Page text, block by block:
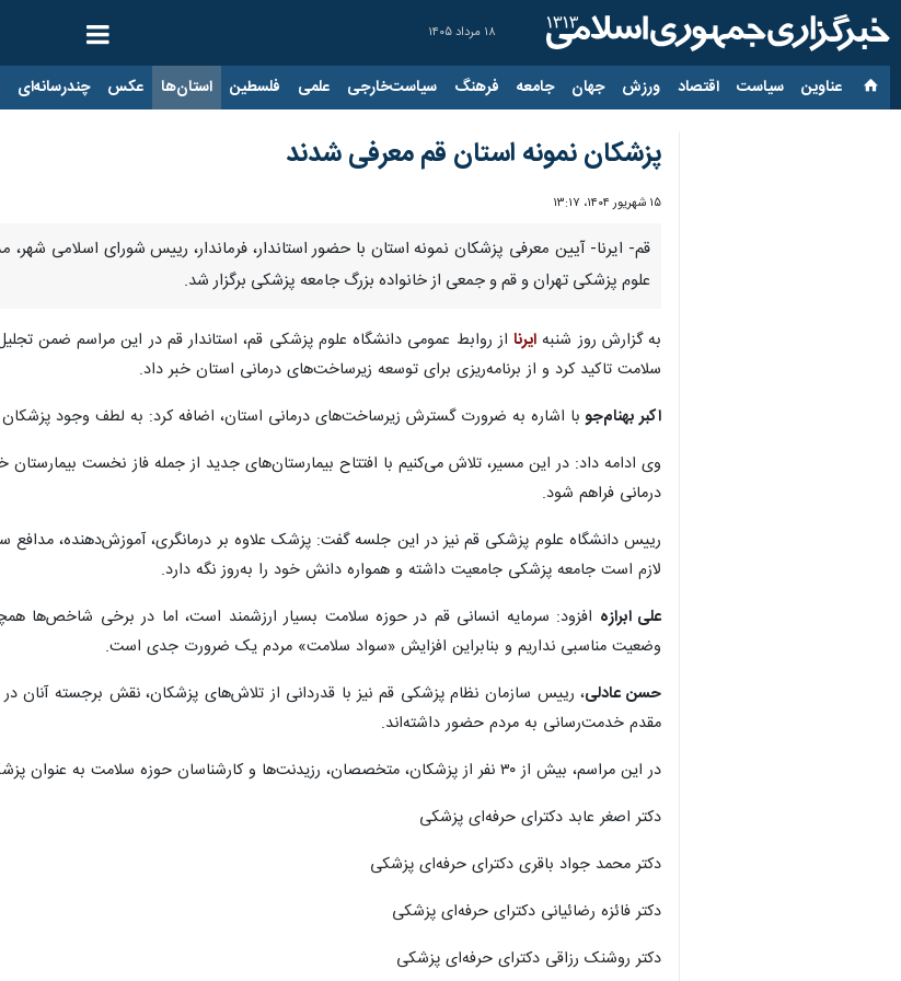
۱۸ مرداد ۱۴۰۵
عناوین‌ سیاست اقتصاد ورزش جهان جامعه فرهنگ سیاست‌خارجی علمی فلسطین استان‌ها عکس چندرسانه‌ای
پزشکان نمونه استان قم معرفی شدند
۱۵ شهریور ۱۴۰۴، ۱۳:۱۷
قم- ایرنا- آیین معرفی پزشکان نمونه استان با حضور استاندار، فرماندار، رییس شورای اسلامی
علوم پزشکی تهران و قم و جمعی از خانواده بزرگ جامعه پزشکی برگزار شد.
به گزارش روز شنبه ایرنااز روابط عمومی دانشگاه علوم پزشکی قم، استاندار قم در این مراسم ضمن
سلامت تاکید کرد و از برنامه‌ریزی برای توسعه زیرساخت‌های درمانی استان خبر داد.
اکبر بهنام‌جو با اشاره به ضرورت گسترش زیرساخت‌های درمانی استان، اضافه کرد: به لطف وجود
وی ادامه داد: در این مسیر، تلاش می‌کنیم با افتتاح بیمارستان‌های جدید از جمله فاز نخست
درمانی فراهم شود.
رییس دانشگاه علوم پزشکی قم نیز در این جلسه گفت: پزشک علاوه بر درمانگری، آموزش‌دهنده،
لازم است جامعه پزشکی جامعیت داشته و همواره دانش خود را به‌روز نگه دارد.
علی ابرازه افزود: سرمایه انسانی قم در حوزه سلامت بسیار ارزشمند است، اما در برخی شاخص‌ها
وضعیت مناسبی نداریم و بنابراین افزایش «سواد سلامت» مردم یک ضرورت جدی است.
حسن عادلی، رییس سازمان نظام پزشکی قم نیز با قدردانی از تلاش‌های پزشکان، نقش برجسته
مقدم خدمت‌رسانی به مردم حضور داشته‌اند.
در این مراسم، بیش از ۳۰ نفر از پزشکان، متخصصان، رزیدنت‌ها و کارشناسان حوزه سلامت به عنوان پزشک و گروه پزشکی نمونه سال استان قم معرفی شدند.
دکتر اصغر عابد دکترای حرفه‌ای پزشکی
دکتر محمد جواد باقری دکترای حرفه‌ای پزشکی
دکتر فائزه رضائیانی دکترای حرفه‌ای پزشکی
دکتر روشنک رزاقی دکترای حرفه‌ای پزشکی